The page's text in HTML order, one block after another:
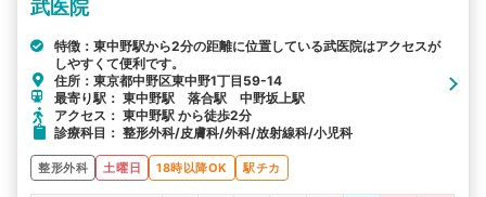
武医院
特徴：東中野駅から2分の距離に位置している武医院はアクセスが
しやすくて便利です。
住所：東京都中野区東中野1丁目59-14
最寄り駅： 東中野駅 落合駅 中野坂上駅
アクセス： 東中野駅 から徒歩2分
診療科目： 整形外科/皮膚科/外科/放射線科/小児科
整形外科 土曜日 18時以降OK 駅チカ